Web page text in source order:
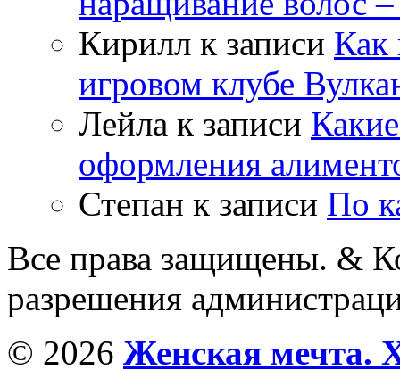
Кирилл к записи Как
игровом клубе
Лейла к записи
оформления
Степан к записи По
Все права защищены. &
разрешения
© 2026 Женская мечта.